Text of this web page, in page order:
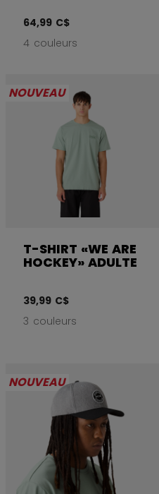
64,99 C$
4 couleurs
NOUVEAU
T-SHIRT «WE ARE
HOCKEY» ADULTE
39,99 C$
3 couleurs
NOUVEAU